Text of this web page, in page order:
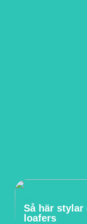
Så här stylar
loafers